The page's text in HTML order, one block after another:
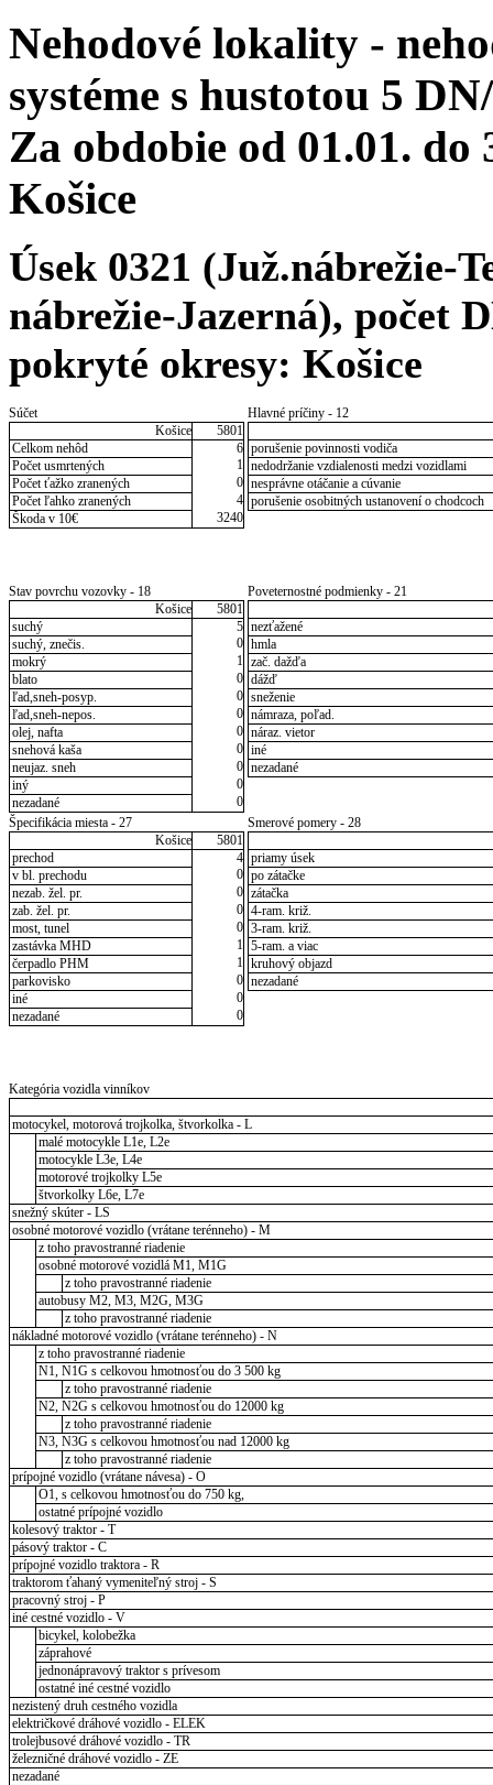
Nehodové lokality -
systéme s hustotou 5
Za obdobie od 01.01. do
Košice
Úsek 0321 (Juž.nábrežie-
nábrežie-Jazerná), počet
pokryté okresy: Košice
Súčet
Košice
5801
Celkom nehôd
6
Počet usmrtených
1
Počet ťažko zranených
0
Počet ľahko zranených
4
Škoda v 10€
3240
Hlavné príčiny - 12
porušenie povinnosti vodiča
nedodržanie vzdialenosti medzi vozidlami
nesprávne otáčanie a cúvanie
porušenie osobitných ustanovení o chodcoch
Stav povrchu vozovky - 18
Košice
5801
suchý
5
suchý, znečis.
0
mokrý
1
blato
0
ľad,sneh-posyp.
0
ľad,sneh-nepos.
0
olej, nafta
0
snehová kaša
0
neujaz. sneh
0
iný
0
nezadané
0
Poveternostné podmienky - 21
nezťažené
hmla
zač. dažďa
dážď
sneženie
námraza, poľad.
náraz. vietor
iné
nezadané
Špecifikácia miesta - 27
Košice
5801
prechod
4
v bl. prechodu
0
nezab. žel. pr.
0
zab. žel. pr.
0
most, tunel
0
zastávka MHD
1
čerpadlo PHM
1
parkovisko
0
iné
0
nezadané
0
Smerové pomery - 28
priamy úsek
po zátačke
zátačka
4-ram. križ.
3-ram. križ.
5-ram. a viac
kruhový objazd
nezadané
Kategória vozidla vinníkov
motocykel, motorová trojkolka, štvorkolka - L
malé motocykle L1e, L2e
motocykle L3e, L4e
motorové trojkolky L5e
štvorkolky L6e, L7e
snežný skúter - LS
osobné motorové vozidlo (vrátane terénneho) - M
z toho pravostranné riadenie
osobné motorové vozidlá M1, M1G
z toho pravostranné riadenie
autobusy M2, M3, M2G, M3G
z toho pravostranné riadenie
nákladné motorové vozidlo (vrátane terénneho) - N
z toho pravostranné riadenie
N1, N1G s celkovou hmotnosťou do 3 500 kg
z toho pravostranné riadenie
N2, N2G s celkovou hmotnosťou do 12000 kg
z toho pravostranné riadenie
N3, N3G s celkovou hmotnosťou nad 12000 kg
z toho pravostranné riadenie
prípojné vozidlo (vrátane návesa) - O
O1, s celkovou hmotnosťou do 750 kg,
ostatné prípojné vozidlo
kolesový traktor - T
pásový traktor - C
prípojné vozidlo traktora - R
traktorom ťahaný vymeniteľný stroj - S
pracovný stroj - P
iné cestné vozidlo - V
bicykel, kolobežka
záprahové
jednonápravový traktor s prívesom
ostatné iné cestné vozidlo
nezistený druh cestného vozidla
električkové dráhové vozidlo - ELEK
trolejbusové dráhové vozidlo - TR
železničné dráhové vozidlo - ZE
nezadané